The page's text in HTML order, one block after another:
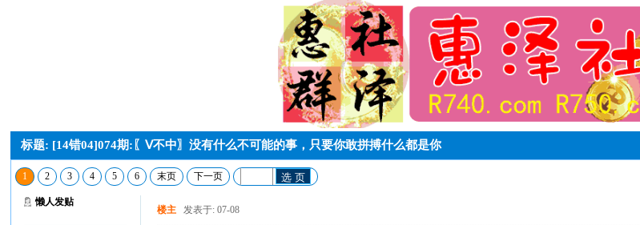
标题: [14错04]074期:〖Ⅴ不中〗没有什么不可能的事，只要你敢拼搏什么都是你
1 2 3 4 5 6 末页 下一页 选 页
懒人发贴
楼主 发表于: 07-08